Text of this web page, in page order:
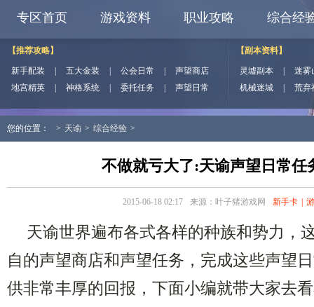
专区首页 游戏资料 职业攻略 综合经
【推荐攻略】
新手配装 五大金装 公会日常
声望商店
地宫精英
神格系统 委托任务 声望日常
【副本资料】
灵墟副本
迷雾
机械迷城
荒弃
您的位置： > 天谕 > 综合经验 >
不做就亏大了:天谕声望日常任
2015-06-18 02:17 来源：叶子猪游戏网 新手卡
天谕世界遍布各式各样的种族和势力，
自的声望商店和声望任务，完成这些声望
供非常丰厚的回报，下面小编就带大家去